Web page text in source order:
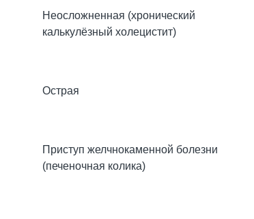
Неосложненная (хронический
калькулёзный холецистит)
Острая
Приступ желчнокаменной болезни
(печеночная колика)